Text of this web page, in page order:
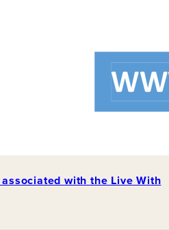
with the Live With